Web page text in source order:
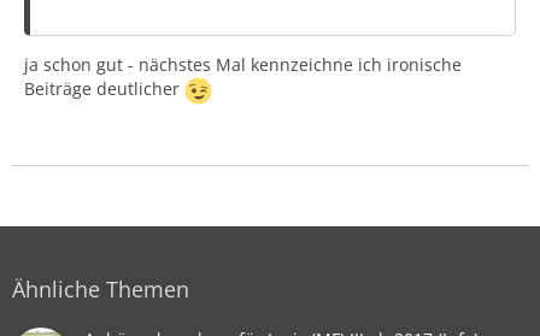
ja schon gut - nächstes Mal kennzeichne ich ironische
Beiträge deutlicher
Ähnliche Themen